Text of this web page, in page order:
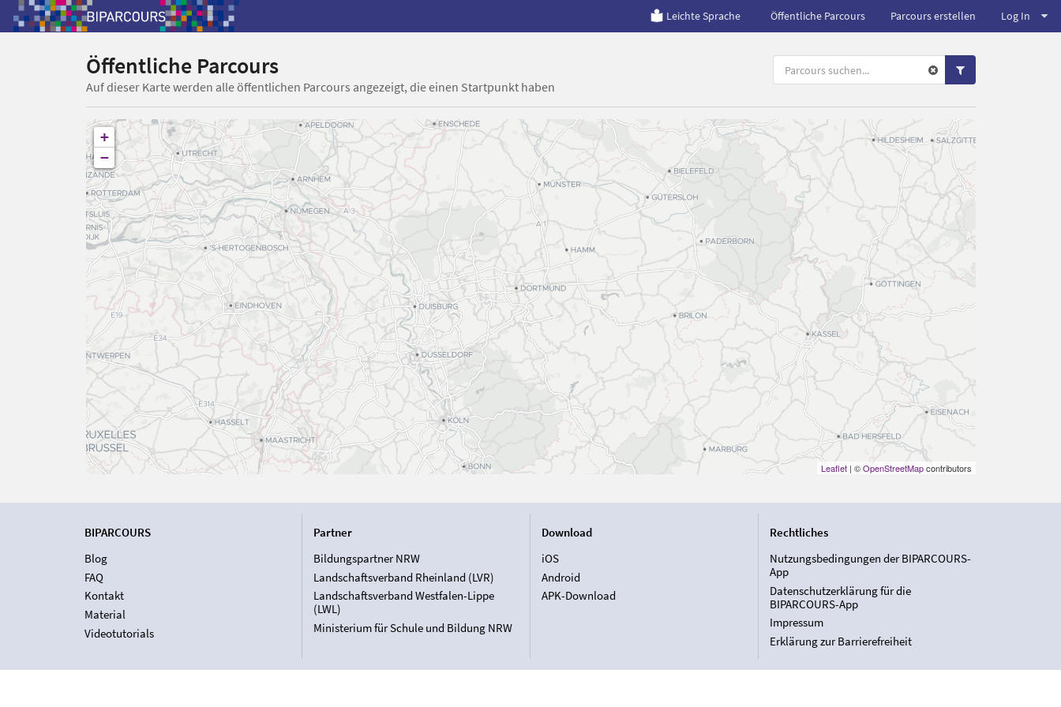
Leichte Sprache Öffentliche Parcours Parcours erstellen Log In
Öffentliche Parcours
Auf dieser Karte werden alle öffentlichen Parcours angezeigt, die einen Startpunkt haben
+
−
Leaflet| ©OpenStreetMapcontributors
BIPARCOURS
Blog
FAQ
Kontakt
Material
Videotutorials
Partner
Bildungspartner NRW
Landschaftsverband Rheinland (LVR)
Landschaftsverband Westfalen-Lippe
(LWL)
Ministerium für Schule und Bildung NRW
Download
iOS
Android
APK-Download
Rechtliches
Nutzungsbedingungen der BIPARCOURS-
App
Datenschutzerklärung für die
BIPARCOURS-App
Impressum
Erklärung zur Barrierefreiheit